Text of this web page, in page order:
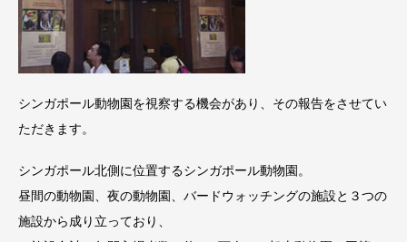
シンガポール動物園を視察する機会があり、その報告をさせてい
ただきます。
シンガポール北側に位置するシンガポール動物園。
昼間の動物園、夜の動物園、バードウォッチングの施設と３つの
施設から成り立っており、